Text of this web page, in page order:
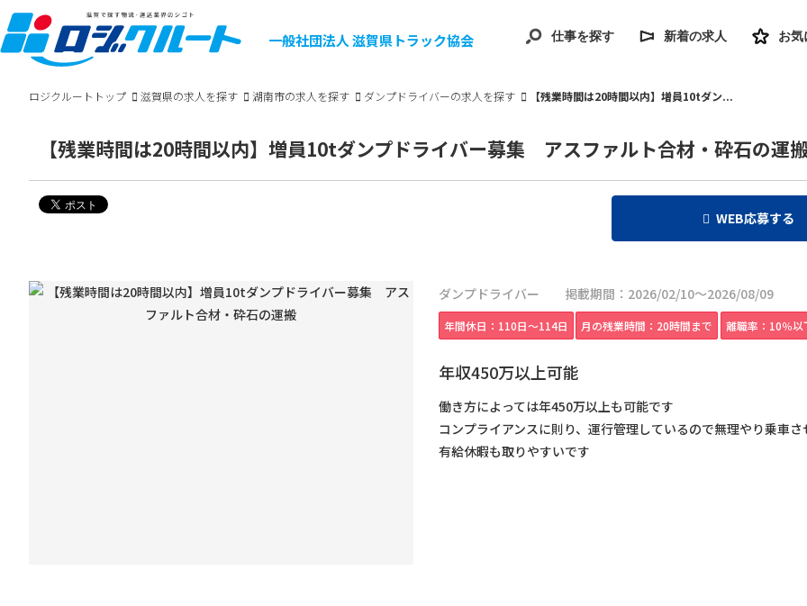
一般社団法人 滋賀県トラック協会 仕事を探す 新着の求人 お気
ロジクルートトップ 滋賀県の求人を探す 湖南市の求人を探す ダンプドライバーの求人を探す 【残業時間は20時間以内】増員10tダン...
【残業時間は20時間以内】増員10tダンプドライバー募集 アスファルト合材・砕石の運
WEB応募する
ダンプドライバー 掲載期間：2026/02/10～2026/08/09
年間休日：110日〜114日 月の残業時間：20時間まで 離職率：10％以
年収450万以上可能
働き方によっては年450万以上も可能です
コンプライアンスに則り、運行管理しているので無理やり乗車
有給休暇も取りやすいです